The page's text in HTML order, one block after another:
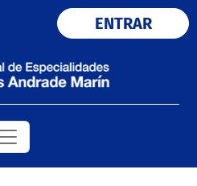
es: ENTRAR